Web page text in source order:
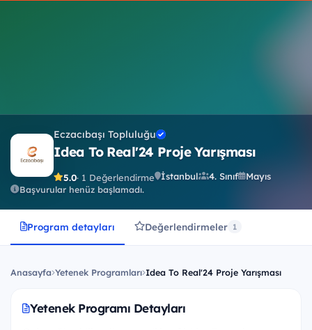
Eczacıbaşı Topluluğu
Idea To Real'24 Proje Yarışması
5.0· 1 Değerlendirme İstanbul 4. Sınıf
Mayıs
Başvurular henüz başlamadı.
Program detayları Değerlendirmeler 1
Anasayfa Yetenek Programları Idea To Real'24 Proje Yarışması
Yetenek Programı Detayları